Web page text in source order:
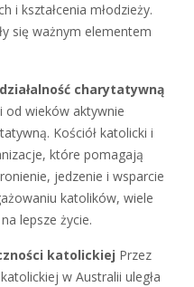
i kształcenia młodzieży.
się ważnym elementem
charytatywną
od wieków aktywnie
Kościół katolicki i
które pomagają
jedzenie i wsparcie
katolików, wiele
lepsze życie.
katolickiej Przez
w Australii uległa